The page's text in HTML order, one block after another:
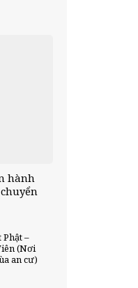
hành
–
(Nơi
an cư)